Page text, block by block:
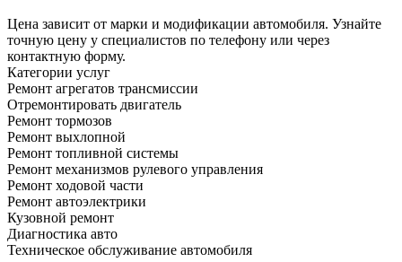
Цена зависит от марки и модификации автомобиля. Узнайте
точную цену у специалистов по телефону или через
контактную форму.
Категории услуг
Ремонт агрегатов трансмиссии
Отремонтировать двигатель
Ремонт тормозов
Ремонт выхлопной
Ремонт топливной системы
Ремонт механизмов рулевого управления
Ремонт ходовой части
Ремонт автоэлектрики
Кузовной ремонт
Диагностика авто
Техническое обслуживание автомобиля